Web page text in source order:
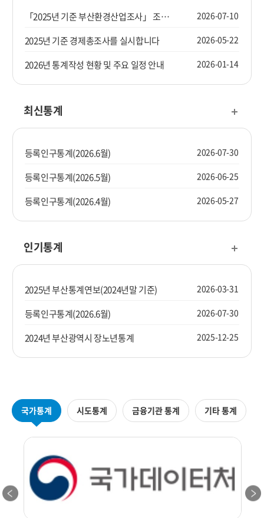
「2025년 기준 부산환경산업조사」 조사요원을 모집합니다. 2026-07-10
2025년 기준 경제총조사를 실시합니다 2026-05-22
2026년 통계작성 현황 및 주요 일정 안내 2026-01-14
최신통계
등록인구통계(2026.6월) 2026-07-30
등록인구통계(2026.5월) 2026-06-25
등록인구통계(2026.4월) 2026-05-27
인기통계
2025년 부산통계연보(2024년말 기준) 2026-03-31
등록인구통계(2026.6월) 2026-07-30
2024년 부산광역시 장노년통계 2025-12-25
국가통계 시도통계 금융기관 통계 기타 통계